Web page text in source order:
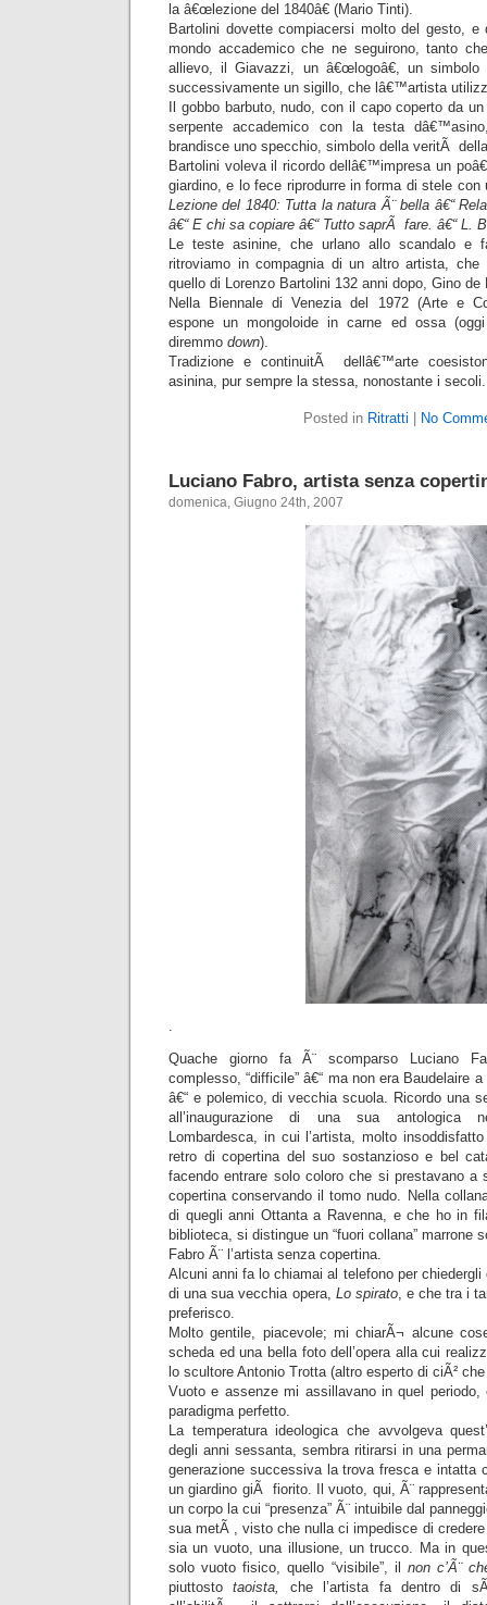
la â€œlezione del 1840â€ (Mario Tinti).
Bartolini dovette compiacersi molto del gesto, e
mondo accademico che ne seguirono, tanto
allievo, il Giavazzi, un â€œlogoâ€, un
successivamente un sigillo, che lâ€™artista
Il gobbo barbuto, nudo, con il capo coperto da
serpente accademico con la testa
brandisce uno specchio, simbolo della veritÃ
Bartolini voleva il ricordo dellâ€™impresa un
giardino, e lo fece riprodurre in forma di stele
Lezione del 1840: Tutta la natura Ã¨ bella â€“
â€“ E chi sa copiare â€“ Tutto saprÃ fare. â€“ L.
Le teste asinine, che urlano allo scandalo e
ritroviamo in compagnia di un altro artista,
quello di Lorenzo Bartolini 132 anni dopo, Gino de
Nella Biennale di Venezia del 1972 (Arte e
espone un mongoloide in carne ed ossa (oggi
diremmo down).
Tradizione e continuitÃ dellâ€™arte
asinina, pur sempre la stessa, nonostante i secoli.
Posted in Ritratti No
Luciano Fabro, artista senza
domenica, Giugno 24th, 2007
.
Quache giorno fa Ã¨ scomparso Luciano
complesso, “difficile” â€“ ma non era Baudelaire
â€“ e polemico, di vecchia scuola. Ricordo una
all’inaugurazione di una sua antologica
Lombardesca, in cui l’artista, molto
retro di copertina del suo sostanzioso e bel
facendo entrare solo coloro che si prestavano a
copertina conservando il tomo nudo. Nella
di quegli anni Ottanta a Ravenna, e che ho in
biblioteca, si distingue un “fuori collana” marrone
Fabro Ã¨ l’artista senza copertina.
Alcuni anni fa lo chiamai al telefono per chiedergli
di una sua vecchia opera, Lo spirato, e che tra i
preferisco.
Molto gentile, piacevole; mi chiarÃ¬ alcune
scheda ed una bella foto dell’opera alla cui
lo scultore Antonio Trotta (altro esperto di ciÃ²
Vuoto e assenze mi assillavano in quel
paradigma perfetto.
La temperatura ideologica che avvolgeva
degli anni sessanta, sembra ritirarsi in una
generazione successiva la trova fresca e intatta
un giardino giÃ fiorito. Il vuoto, qui, Ã¨
un corpo la cui “presenza” Ã¨ intuibile dal
sua metÃ , visto che nulla ci impedisce di
sia un vuoto, una illusione, un trucco. Ma in
solo vuoto fisico, quello “visibile”, il non c’Ã¨
piuttostotaoista,
che l’artista fa dentro di